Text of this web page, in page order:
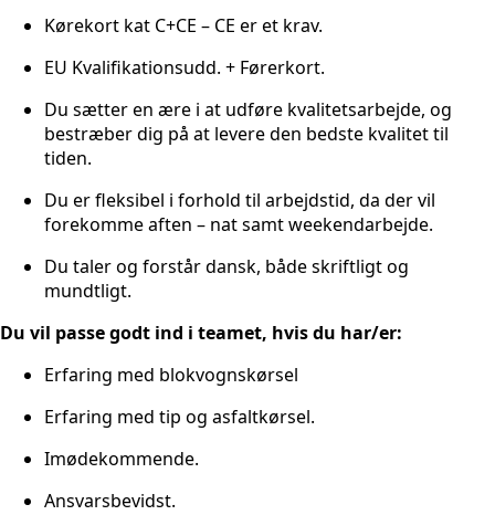
Kørekort kat C+CE – CE er et krav.
EU Kvalifikationsudd. + Førerkort.
Du sætter en ære i at udføre kvalitetsarbejde, og
bestræber dig på at levere den bedste kvalitet til
tiden.
Du er fleksibel i forhold til arbejdstid, da der vil
forekomme aften – nat samt weekendarbejde.
Du taler og forstår dansk, både skriftligt og
mundtligt.
Du vil passe godt ind i teamet, hvis du har/er:
Erfaring med blokvognskørsel
Erfaring med tip og asfaltkørsel.
Imødekommende.
Ansvarsbevidst.